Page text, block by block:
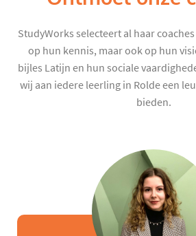
StudyWorks selecteert al haar
op hun kennis, maar ook op hun
bijles Latijn en hun sociale
wij aan iedere leerling in Rolde een
bieden.